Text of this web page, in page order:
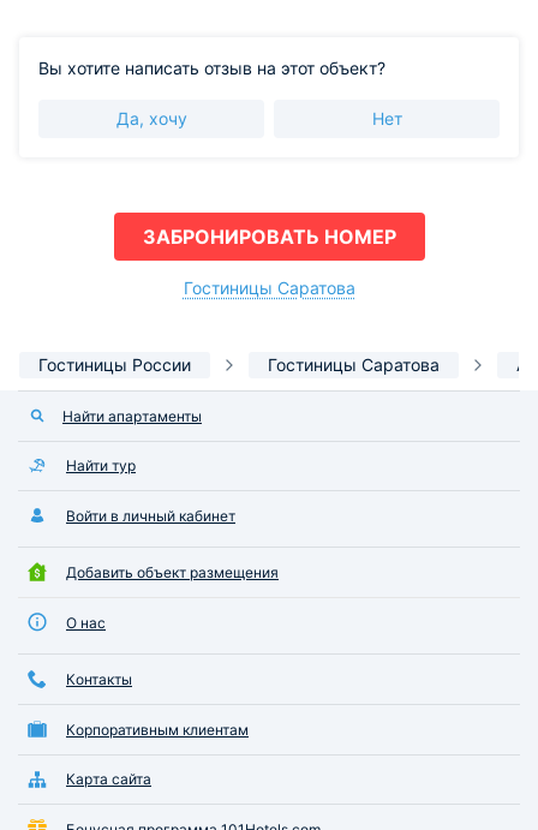
Вы хотите написать отзыв на этот объект?
Да, хочу Нет
ЗАБРОНИРОВАТЬ НОМЕР
Гостиницы Саратова
Гостиницы России Гостиницы Саратова
Найти апартаменты
Найти тур
Войти в личный кабинет
Добавить объект размещения
О нас
Контакты
Корпоративным клиентам
Карта сайта